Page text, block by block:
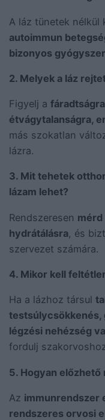
A láz tünetek nélkül
autoimmun
bizonyos
2. Melyek a láz
Figyelj a
étvágytalanságra,
más szokatlan
lázra.
3. Mit tehetek
lázam lehet?
Rendszeresen
hydrátálásra, és
szervezet számára.
4. Mikor kell
Ha a lázhoz társul
testsúlycsökkenés,
légzési nehézség
fordulj
5. Hogyan előzhető
Az immunrendszer
rendszeres orvosi